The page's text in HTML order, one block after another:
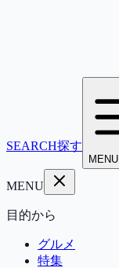
SEARCH探す
MENU
MENU
目的から
グルメ
特集